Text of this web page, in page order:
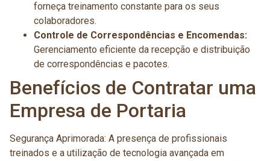
forneça treinamento constante para os seus
colaboradores.
Controle de Correspondências e Encomendas:
Gerenciamento eficiente da recepção e distribuição
de correspondências e pacotes.
Benefícios de Contratar uma
Empresa de Portaria
Segurança Aprimorada: A presença de profissionais
treinados e a utilização de tecnologia avançada em